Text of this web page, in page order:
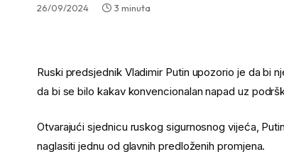
26/09/2024 3 minuta
Ruski predsjednik Vladimir Putin upozorio je da bi
da bi se bilo kakav konvencionalan napad uz
Otvarajući sjednicu ruskog sigurnosnog vijeća,
naglasiti jednu od glavnih predloženih promjena.